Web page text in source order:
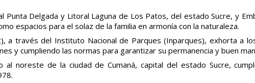
Delgada y Litoral Laguna de Los Patos, del estado Sucre, y
espacios para el solaz de la familia en armonía con la naturaleza.
a través del Instituto Nacional de Parques (Inparques), exhorta a
y cumpliendo las normas para garantizar su permanencia y buen
al noreste de la ciudad de Cumaná, capital del estado Sucre,